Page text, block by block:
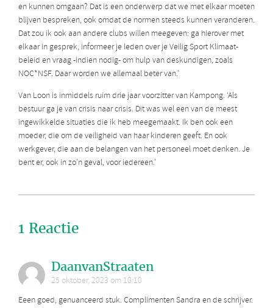
en kunnen omgaan? Dat is een onderwerp dat we met elkaar moeten
blijven bespreken, ook omdat de normen steeds kunnen veranderen.
Dat zou ik ook aan andere clubs willen meegeven: ga hierover met
elkaar in gesprek, informeer je leden over je Veilig Sport Klimaat-
beleid en vraag -indien nodig- om hulp van deskundigen, zoals
NOC*NSF. Daar worden we allemaal beter van.’
Van Loon is inmiddels ruim drie jaar voorzitter van Kampong. ‘Als
bestuur ga je van crisis naar crisis. Dit was wel een van de meest
ingewikkelde situaties die ik heb meegemaakt. Ik ben ook een
moeder, die om de veiligheid van haar kinderen geeft. En ook
werkgever, die aan de belangen van het personeel moet denken. Je
bent er, ook in zo’n geval, voor iedereen.’
1 Reactie
DaanvanStraaten
25 oktober, 2023 om 10:10
Eeen goed, genuanceerd stuk. Complimenten Sandra en de schrijver.